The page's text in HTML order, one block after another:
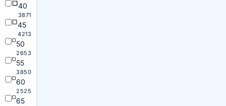
40
3871
45
4213
50
2653
55
3850
60
2525
65